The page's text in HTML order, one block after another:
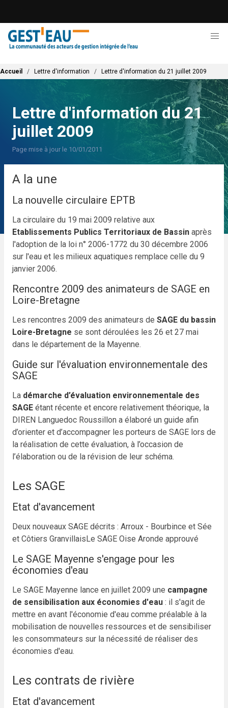
contenu
principal
Fil d'Ariane
Accueil Lettre d'information Lettre d'information du 21 juillet 2009
Lettre d'information du 21
juillet 2009
Page mise à jour le 10/01/2011
A la une
La nouvelle circulaire EPTB
La circulaire du 19 mai 2009 relative aux
Etablissements Publics Territoriaux de Bassin après
l'adoption de la loi n° 2006-1772 du 30 décembre 2006
sur l'eau et les milieux aquatiques remplace celle du 9
janvier 2006.
Rencontre 2009 des animateurs de SAGE en
Loire-Bretagne
Les rencontres 2009 des animateurs de SAGE du bassin
Loire-Bretagne se sont déroulées les 26 et 27 mai
dans le département de la Mayenne.
Guide sur l'évaluation environnementale des
SAGE
La démarche d’évaluation environnementale des
SAGE étant récente et encore relativement théorique, la
DIREN Languedoc Roussillon a élaboré un guide afin
d’orienter et d’accompagner les porteurs de SAGE lors de
la réalisation de cette évaluation, à l’occasion de
l’élaboration ou de la révision de leur schéma.
Les SAGE
Etat d'avancement
Deux nouveaux SAGE décrits : Arroux - Bourbince et Sée
et Côtiers GranvillaisLe SAGE Oise Aronde approuvé
Le SAGE Mayenne s'engage pour les
économies d'eau
Le SAGE Mayenne lance en juillet 2009 une campagne
de sensibilisation aux économies d'eau : il s'agit de
mettre en avant l'économie d'eau comme préalable à la
mobilisation de nouvelles ressources et de sensibiliser
les consommateurs sur la nécessité de réaliser des
économies d'eau.
Les contrats de rivière
Etat d'avancement